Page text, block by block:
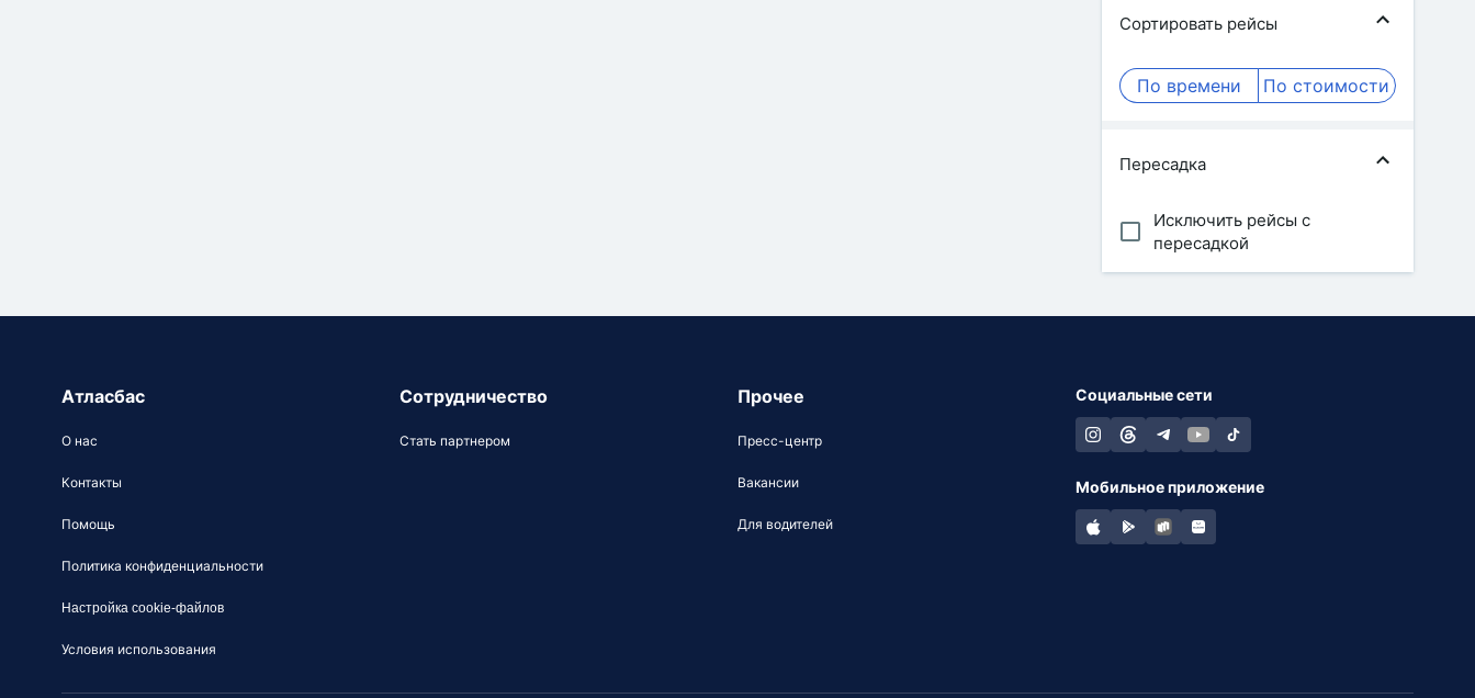
Сортировать рейсы
По времени По стоимости
Пересадка
Исключить рейсы с
пересадкой
Атласбас
О нас
Контакты
Помощь
Политика конфиденциальности
Настройка cookie-файлов
Условия использования
Сотрудничество
Стать партнером
Прочее
Пресс-центр
Вакансии
Для водителей
Социальные сети
Мобильное приложение